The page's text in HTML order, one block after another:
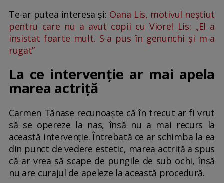
Te-ar putea interesa și: Oana Lis, motivul neștiut
pentru care nu a avut copii cu Viorel Lis: „El a
insistat foarte mult. S-a pus în genunchi și m-a
rugat”
La ce intervenție ar mai apela
marea actriță
Carmen Tănase recunoaște că în trecut ar fi vrut
să se opereze la nas, însă nu a mai recurs la
această intervenție. Întrebată ce ar schimba la ea
din punct de vedere estetic, marea actriță a spus
că ar vrea să scape de pungile de sub ochi, însă
nu are curajul de apeleze la această procedură.